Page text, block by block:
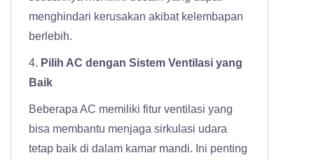
menghindari kerusakan akibat kelembapan
berlebih.
4. Pilih AC dengan Sistem Ventilasi yang
Baik
Beberapa AC memiliki fitur ventilasi yang
bisa membantu menjaga sirkulasi udara
tetap baik di dalam kamar mandi. Ini penting